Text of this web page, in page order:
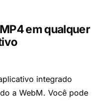
em qualquer
integrado
a WebM. Você pode